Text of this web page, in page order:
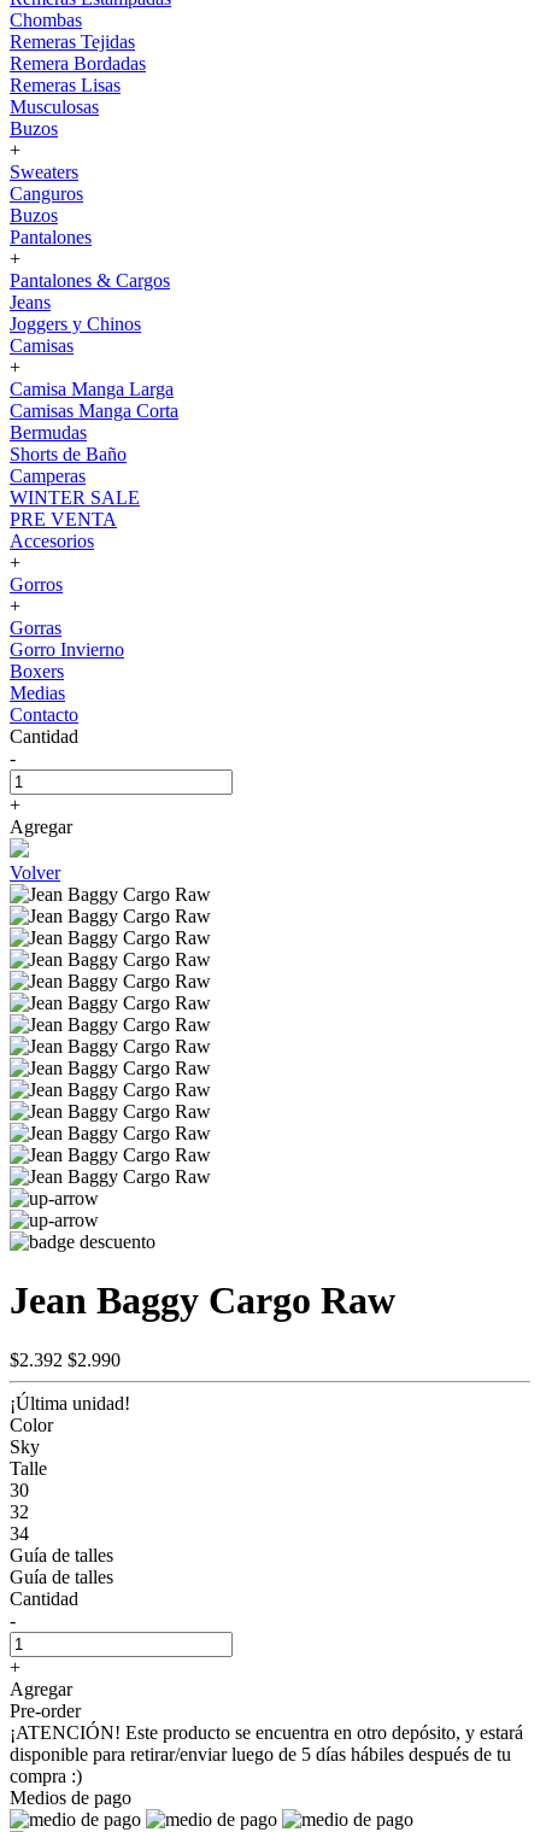
Chombas
Remeras Tejidas
Remera Bordadas
Remeras Lisas
Musculosas
Buzos
+
Sweaters
Canguros
Buzos
Pantalones
+
Pantalones & Cargos
Jeans
Joggers y Chinos
Camisas
+
Camisa Manga Larga
Camisas Manga Corta
Bermudas
Shorts de Baño
Camperas
WINTER SALE
PRE VENTA
Accesorios
+
Gorros
+
Gorras
Gorro Invierno
Boxers
Medias
Contacto
Cantidad
-
+
Agregar
Volver
Jean Baggy Cargo Raw
$2.392 $2.990
¡Última unidad!
Color
Sky
Talle
30
32
34
Guía de talles
Guía de talles
Cantidad
-
+
Agregar
Pre-order
¡ATENCIÓN! Este producto se encuentra en otro depósito, y estará
disponible para retirar/enviar luego de 5 días hábiles después de tu
compra :)
Medios de pago